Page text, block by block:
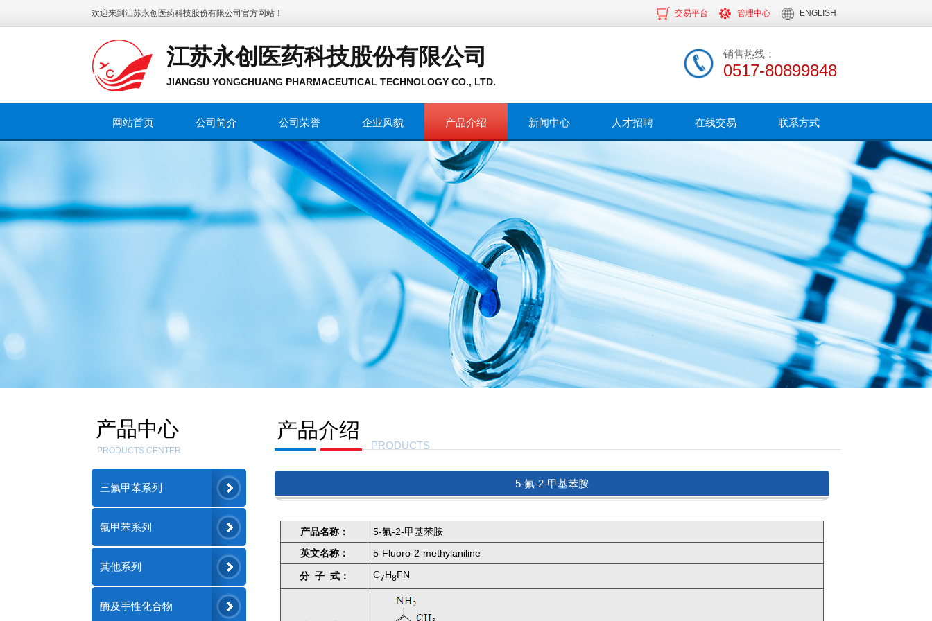
欢迎来到 江苏永创医药科技股份有限公司 官方网站！ 交易平台 管理中心 ENGLISH
江苏永创医药科技股份有限公司
JIANGSU YONGCHUANG PHARMACEUTICAL TECHNOLOGY CO., LTD.
销售热线：
0517-80899848
网站首页 公司简介 公司荣誉 企业风貌 产品介绍 新闻中心 人才招聘 在线交易 联系方式
产品中心
PRODUCTS CENTER
三氟甲苯系列
氟甲苯系列
其他系列
酶及手性化合物
产品介绍
PRODUCTS
5-氟-2-甲基苯胺
产品名称：
5-氟-2-甲基苯胺
英文名称：
5-Fluoro-2-methylaniline
分 子 式： C7H8FN